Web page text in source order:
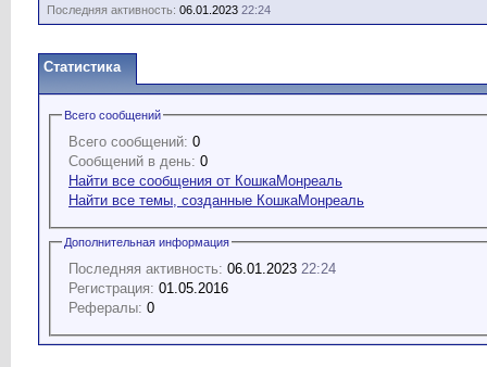
Последняя активность: 06.01.2023 22:24
Статистика
Всего сообщений
Всего сообщений: 0
Сообщений в день: 0
Найти все сообщения от КошкаМонреаль
Найти все темы, созданные КошкаМонреаль
Дополнительная информация
Последняя активность: 06.01.2023 22:24
Регистрация: 01.05.2016
Рефералы: 0